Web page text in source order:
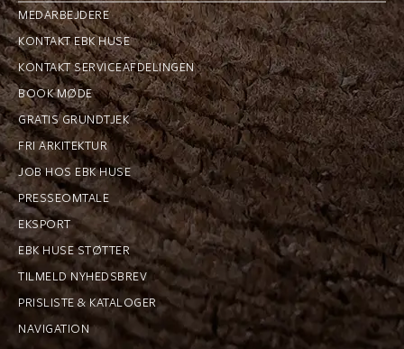
MEDARBEJDERE
KONTAKT EBK HUSE
KONTAKT SERVICEAFDELINGEN
BOOK MØDE
GRATIS GRUNDTJEK
FRI ARKITEKTUR
JOB HOS EBK HUSE
PRESSEOMTALE
EKSPORT
EBK HUSE STØTTER
TILMELD NYHEDSBREV
PRISLISTE & KATALOGER
NAVIGATION